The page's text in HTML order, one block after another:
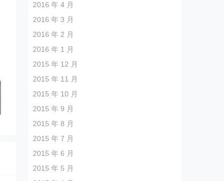
2016 年 4 月
2016 年 3 月
2016 年 2 月
2016 年 1 月
2015 年 12 月
2015 年 11 月
2015 年 10 月
2015 年 9 月
2015 年 8 月
2015 年 7 月
2015 年 6 月
2015 年 5 月